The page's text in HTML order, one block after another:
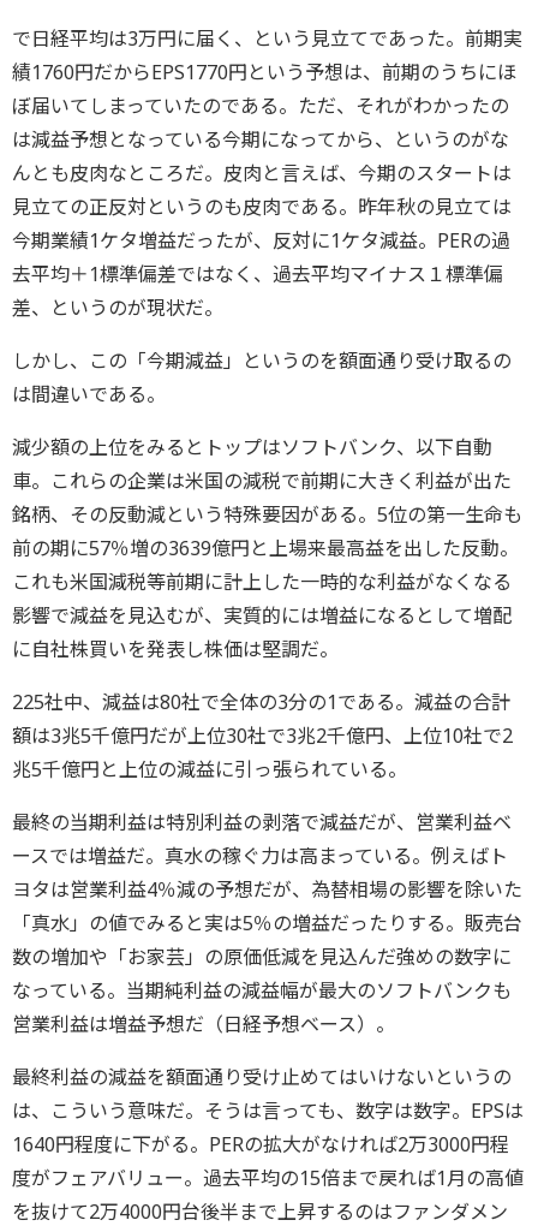
で日経平均は3万円に届く、という見立てであった。前期実
績1760円だからEPS1770円という予想は、前期のうちにほ
ぼ届いてしまっていたのである。ただ、それがわかったの
は減益予想となっている今期になってから、というのがな
んとも皮肉なところだ。皮肉と言えば、今期のスタートは
見立ての正反対というのも皮肉である。昨年秋の見立ては
今期業績1ケタ増益だったが、反対に1ケタ減益。PERの過
去平均＋1標準偏差ではなく、過去平均マイナス１標準偏
差、というのが現状だ。
しかし、この「今期減益」というのを額面通り受け取るの
は間違いである。
減少額の上位をみるとトップはソフトバンク、以下自動
車。これらの企業は米国の減税で前期に大きく利益が出た
銘柄、その反動減という特殊要因がある。5位の第一生命も
前の期に57％増の3639億円と上場来最高益を出した反動。
これも米国減税等前期に計上した一時的な利益がなくなる
影響で減益を見込むが、実質的には増益になるとして増配
に自社株買いを発表し株価は堅調だ。
225社中、減益は80社で全体の3分の1である。減益の合計
額は3兆5千億円だが上位30社で3兆2千億円、上位10社で2
兆5千億円と上位の減益に引っ張られている。
最終の当期利益は特別利益の剥落で減益だが、営業利益ベ
ースでは増益だ。真水の稼ぐ力は高まっている。例えばト
ヨタは営業利益4％減の予想だが、為替相場の影響を除いた
「真水」の値でみると実は5％の増益だったりする。販売台
数の増加や「お家芸」の原価低減を見込んだ強めの数字に
なっている。当期純利益の減益幅が最大のソフトバンクも
営業利益は増益予想だ（日経予想ベース）。
最終利益の減益を額面通り受け止めてはいけないというの
は、こういう意味だ。そうは言っても、数字は数字。EPSは
1640円程度に下がる。PERの拡大がなければ2万3000円程
度がフェアバリュー。過去平均の15倍まで戻れば1月の高値
を抜けて2万4000円台後半まで上昇するのはファンダメン